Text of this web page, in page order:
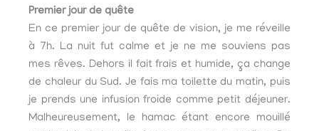
Premier jour de quête
En ce premier jour de quête de vision, je me réveille
à 7h. La nuit fut calme et je ne me souviens pas
mes rêves. Dehors il fait frais et humide, ça change
de chaleur du Sud. Je fais ma toilette du matin, puis
je prends une infusion froide comme petit déjeuner.
Malheureusement, le hamac étant encore mouillé